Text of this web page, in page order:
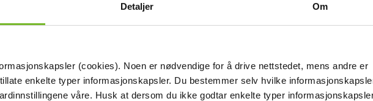
Detaljer Om
(cookies). Noen er nødvendige for å drive nettstedet, mens andre er
enkelte typer informasjonskapsler. Du bestemmer selv hvilke
våre. Husk at dersom du ikke godtar enkelte typer